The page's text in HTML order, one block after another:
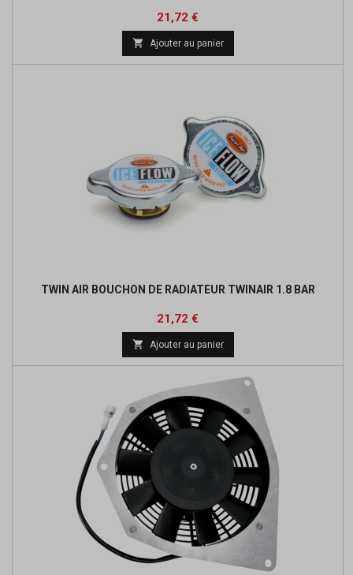
Prix
21,72 €
base
 Ajouter au panier
TWIN AIR BOUCHON DE RADIATEUR TWINAIR 1.8 BAR
Prix
21,72 €
base
 Ajouter au panier